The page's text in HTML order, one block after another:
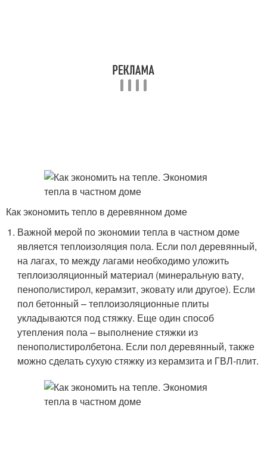
Как экономить тепло в деревянном доме
Важной мерой по экономии тепла в частном доме
является теплоизоляция пола. Если пол деревянный,
на лагах, то между лагами необходимо уложить
теплоизоляционный материал (минеральную вату,
пенополистирол, керамзит, эковату или другое). Если
пол бетонный – теплоизоляционные плиты
укладываются под стяжку. Еще один способ
утепления пола – выполнение стяжки из
пенополистиролбетона. Если пол деревянный, также
можно сделать сухую стяжку из керамзита и ГВЛ-плит.